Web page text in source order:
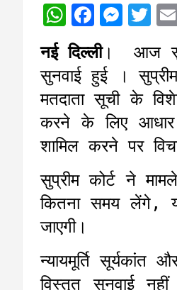
W
h
a
t
s
A
p
p
F
a
c
e
b
o
o
k
M
s
s
e
n
g
e
r
T
i
t
t
e
r
नई दिल्ली। आज
सुनवाई हुई ।
मतदाता सूची के
करने के लिए आधार
शामिल करने पर
सुप्रीम कोर्ट ने
कितना समय लेंगे,
जाएगी।
न्यायमूर्ति
विस्तृत सुनवाई